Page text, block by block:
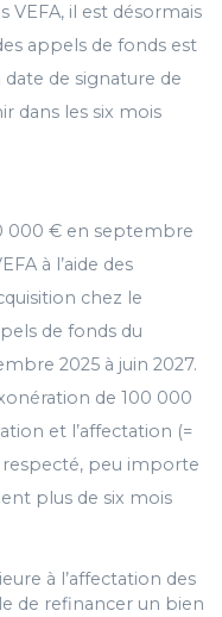
il est désormais
appels de fonds est
de signature de
dans les six mois
000 € en septembre
à l’aide des
chez le
de fonds du
2025 à juin 2027.
de 100 000
et l’affectation (=
peu importe
plus de six mois
à l’affectation des
de refinancer un bien